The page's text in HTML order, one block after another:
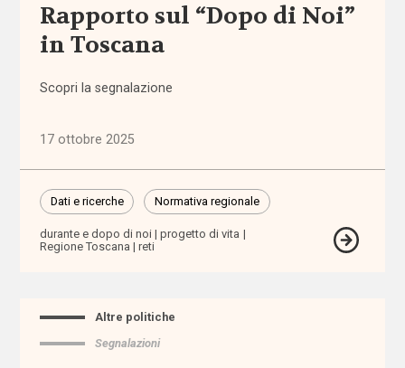
assistenza
territoriale
associazioni
associazioni
promozione
sociale
attività
extra-
ausili
Rapporto sul “Dopo di Noi”
in Toscana
Scopri la segnalazione
17 ottobre 2025
Dati e ricerche Normativa regionale
durante e dopo di noi
progetto di vita
Regione Toscana
reti
Altre politiche
Segnalazioni